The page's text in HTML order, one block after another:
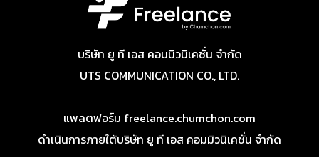
บริษัท ยู ที เอส คอมมิวนิเคชั่น จำกัด
UTS COMMUNICATION CO., LTD.
แพลตฟอร์ม freelance.chumchon.com
ดำเนินการภายใต้บริษัท ยู ที เอส คอมมิวนิเคชั่น จำกัด